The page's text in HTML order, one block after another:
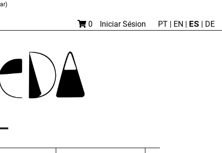
0 Iniciar Sésion PT | EN | ES | DE